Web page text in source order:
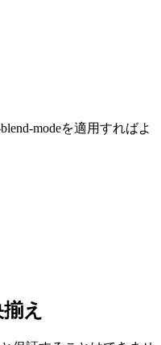
modeを適用すればよ
え